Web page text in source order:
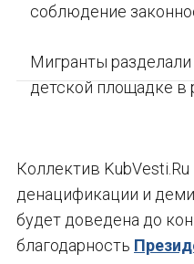
соблюдение
Мигранты
детской площадке в
Коллектив
денацификации и
будет доведена до
благодарность